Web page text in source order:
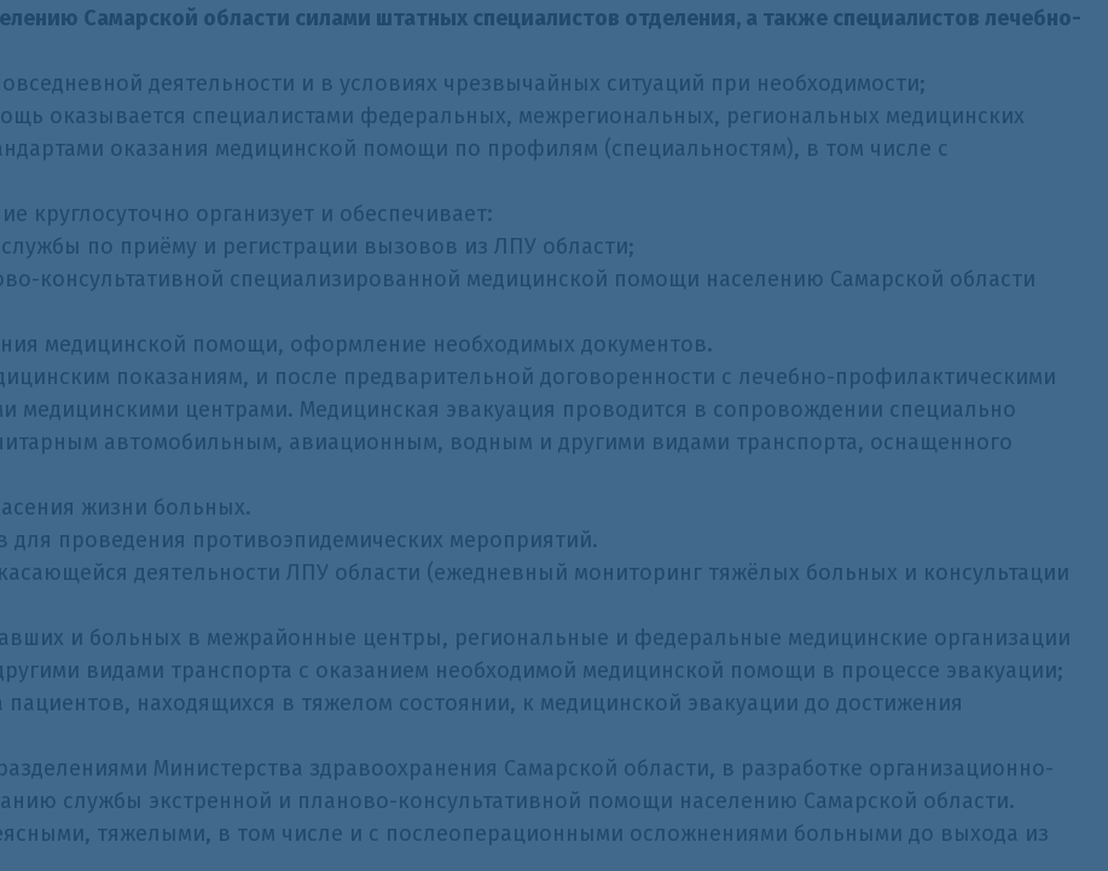
Самарской области силами штатных специалистов отделения, а также специалистов лечебно-
деятельности и в условиях чрезвычайных ситуаций при необходимости;
оказывается специалистами федеральных, межрегиональных, региональных медицинских
оказания медицинской помощи по профилям (специальностям), в том числе с
круглосуточно организует и обеспечивает:
по приёму и регистрации вызовов из ЛПУ области;
консультативной специализированной медицинской помощи населению Самарской области
медицинской помощи, оформление необходимых документов.
показаниям, и после предварительной договоренности с лечебно-профилактическими
центрами. Медицинская эвакуация проводится в сопровождении специально
автомобильным, авиационным, водным и другими видами транспорта, оснащенного
жизни больных.
для проведения противоэпидемических мероприятий.
деятельности ЛПУ области (ежедневный мониторинг тяжёлых больных и консультации
и больных в межрайонные центры, региональные и федеральные медицинские организации
видами транспорта с оказанием необходимой медицинской помощи в процессе эвакуации;
находящихся в тяжелом состоянии, к медицинской эвакуации до достижения
Министерства здравоохранения Самарской области, в разработке организационно-
службы экстренной и планово-консультативной помощи населению Самарской области.
тяжелыми, в том числе и с послеоперационными осложнениями больными до выхода из